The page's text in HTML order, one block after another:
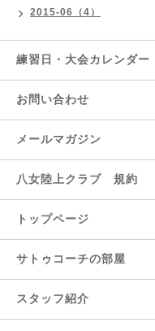
2015-06（4）
練習日・大会カレンダー
お問い合わせ
メールマガジン
八女陸上クラブ 規約
トップページ
サトゥコーチの部屋
スタッフ紹介